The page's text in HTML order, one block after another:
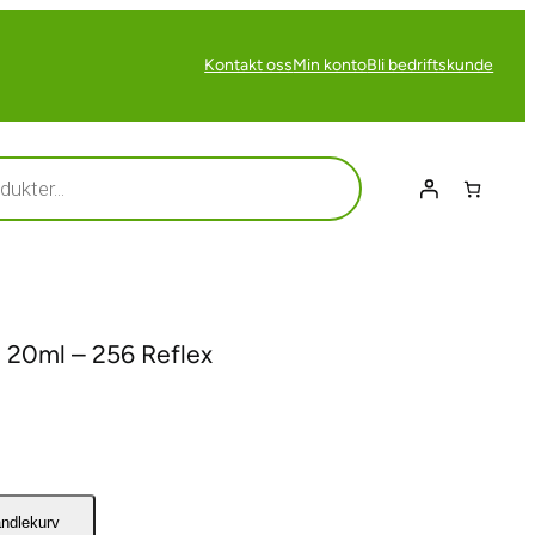
Kontakt ossMin kontoBli bedriftskunde
– 256 Reflex